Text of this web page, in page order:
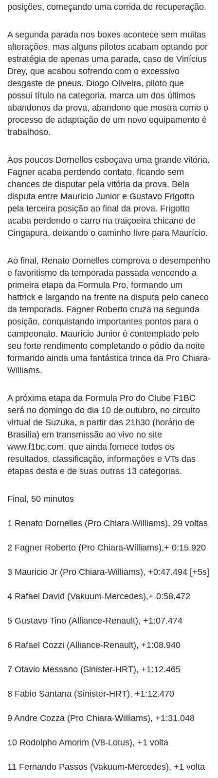
posições, começando uma corrida de recuperação.
A segunda parada nos boxes acontece sem muitas
alterações, mas alguns pilotos acabam optando por
estratégia de apenas uma parada, caso de Vinícius
Drey, que acabou sofrendo com o excessivo
desgaste de pneus. Diogo Oliveira, piloto que
possui título na categoria, marca um dos últimos
abandonos da prova, abandono que mostra como o
processo de adaptação de um novo equipamento é
trabalhoso.
Aos poucos Dornelles esboçava uma grande vitória.
Fagner acaba perdendo contato, ficando sem
chances de disputar pela vitória da prova. Bela
disputa entre Mauricio Junior e Gustavo Frigotto
pela terceira posição ao final da prova. Frigotto
acaba perdendo o carro na traiçoeira chicane de
Cingapura, deixando o caminho livre para Maurício.
Ao final, Renato Dornelles comprova o desempenho
e favoritismo da temporada passada vencendo a
primeira etapa da Formula Pro, formando um
hattrick e largando na frente na disputa pelo caneco
da temporada. Fagner Roberto cruza na segunda
posição, conquistando importantes pontos para o
campeonato. Maurício Junior é contemplado pelo
seu forte rendimento completando o pódio da noite
formando ainda uma fantástica trinca da Pro Chiara-
Williams.
A próxima etapa da Formula Pro do Clube F1BC
será no domingo do dia 10 de outubro, no circuito
virtual de Suzuka, a partir das 21h30 (horário de
Brasília) em transmissão ao vivo no site
www.f1bc.com, que ainda fornece todos os
resultados, classificação, informações e VTs das
etapas desta e de suas outras 13 categorias.
Final, 50 minutos
1 Renato Dornelles (Pro Chiara-Williams), 29 voltas
2 Fagner Roberto (Pro Chiara-Williams),+ 0:15.920
3 Mauricio Jr (Pro Chiara-Williams), +0:47.494 [+5s]
4 Rafael David (Vakuum-Mercedes),+ 0:58.472
5 Gustavo Tino (Alliance-Renault), +1:07.474
6 Rafael Cozzi (Alliance-Renault), +1:08.940
7 Otavio Messano (Sinister-HRT), +1:12.465
8 Fabio Santana (Sinister-HRT), +1:12.470
9 Andre Cozza (Pro Chiara-Williams), +1:31.048
10 Rodolpho Amorim (V8-Lotus), +1 volta
11 Fernando Passos (Vakuum-Mercedes), +1 volta